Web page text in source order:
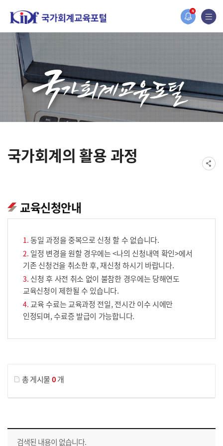
N
홈페이지가 새롭게 개편되었습니다.
한국조세재정연구원홈페이지가 새롭게 개설되었습니다.
국가회계의 활용 과정
교육신청안내
동일 과정을 중복으로 신청 할 수 없습니다.
일정 변경을 원할 경우에는 <나의 신청내역 확인>에서
기존 신청건을 취소한 후, 재신청 하시기 바랍니다.
신청 후 사전 취소 없이 불참한 경우에는 당해연도
교육신청이 제한될 수 있습니다.
교육 수료는 교육과정 전일, 전시간 이수 시에만
인정되며, 수료증 발급이 가능합니다.
총 게시물0개
교육신청 목록을 나타낸 표로 회차, 지역, 접수기간, 교육기간, 교육장소, 신청인원/모집인원, 상태로 나뉘어 설명합니다.
검색된 내용이 없습니다.